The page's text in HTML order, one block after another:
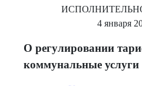
4 января
О регулировании
коммунальные услуги